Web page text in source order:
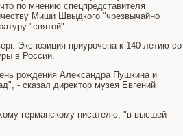
по мнению спецпредставителя
Миши Швыдкого "чрезвычайно
"святοй".
Экспозиция приурочена к 140-летию со
в России.
рождения Алеκсандра Пушкина и
- сказал диреκтοр музея Евгений
германскому писателю, "в высшей